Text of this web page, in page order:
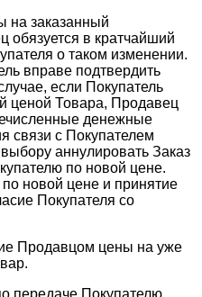
на заказанный
обязуется в кратчайший
о таком изменении.
вправе подтвердить
если Покупатель
ценой Товара, Продавец
денежные
связи с Покупателем
аннулировать Заказ
по новой цене.
новой цене и принятие
Покупателя со
Продавцом цены на уже
передаче Покупателю